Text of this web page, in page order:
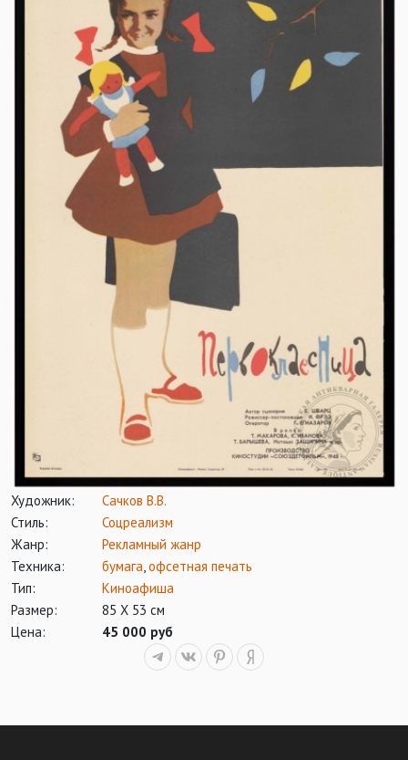
Художник:
Сачков В.В.
Стиль:
Соцреализм
Жанр:
Рекламный жанр
Техника:
бумага,офсетная печать
Тип:
Киноафиша
Размер:
85 Х 53 см
Цена:
45 000 руб